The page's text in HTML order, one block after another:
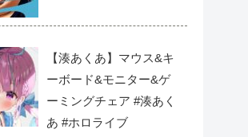
【湊あくあ】マウス&キ
ーボード&モニター&ゲ
ーミングチェア #湊あく
あ #ホロライブ